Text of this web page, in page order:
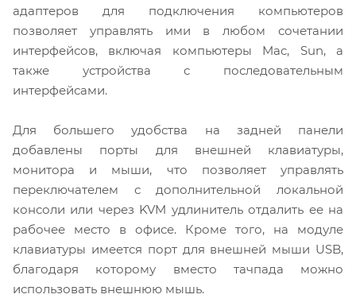
адаптеров для подключения компьютеров
позволяет управлять ими в любом сочетании
интерфейсов, включая компьютеры Mac, Sun, а
также устройства с последовательным
интерфейсами.
Для большего удобства на задней панели
добавлены порты для внешней клавиатуры,
монитора и мыши, что позволяет управлять
переключателем с дополнительной локальной
консоли или через KVM удлинитель отдалить ее на
рабочее место в офисе. Кроме того, на модуле
клавиатуры имеется порт для внешней мыши USB,
благодаря которому вместо тачпада можно
использовать внешнюю мышь.